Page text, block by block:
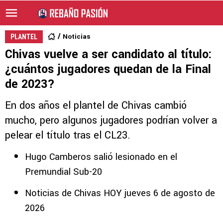
PLANTEL Noticias
Chivas vuelve a ser candidato al título:
¿cuántos jugadores quedan de la Final
de 2023?
En dos años el plantel de Chivas cambió
mucho, pero algunos jugadores podrían volver a
pelear el título tras el CL23.
Hugo Camberos salió lesionado en el
Premundial Sub-20
Noticias de Chivas HOY jueves 6 de agosto de
2026